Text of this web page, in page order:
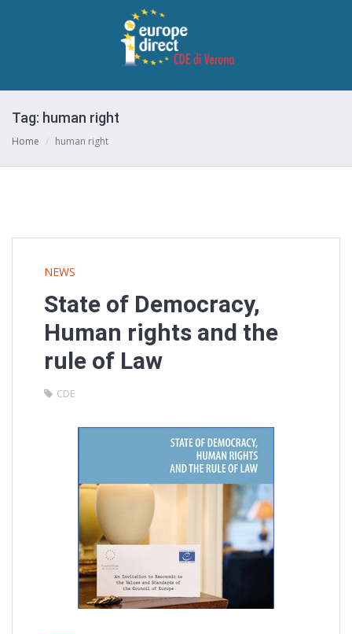
Tag: human right
Home / human right
NEWS
State of Democracy,
Human rights and the
rule of Law
CDE